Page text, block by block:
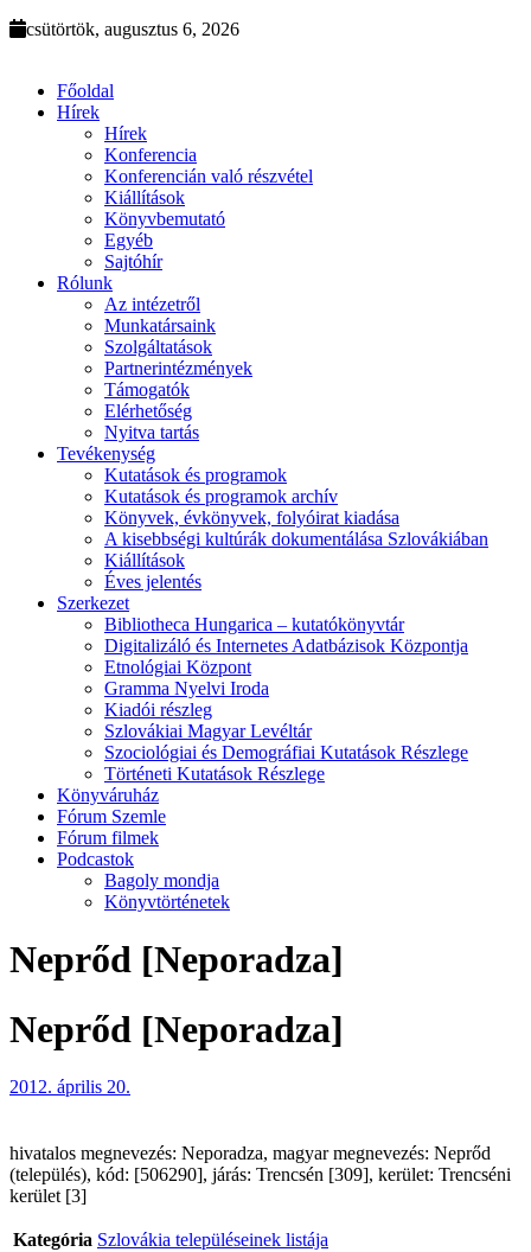
csütörtök, augusztus 6, 2026
Főoldal
Hírek
Hírek
Konferencia
Konferencián való részvétel
Kiállítások
Könyvbemutató
Egyéb
Sajtóhír
Rólunk
Az intézetről
Munkatársaink
Szolgáltatások
Partnerintézmények
Támogatók
Elérhetőség
Nyitva tartás
Tevékenység
Kutatások és programok
Kutatások és programok archív
Könyvek, évkönyvek, folyóirat kiadása
A kisebbségi kultúrák dokumentálása Szlovákiában
Kiállítások
Éves jelentés
Szerkezet
Bibliotheca Hungarica – kutatókönyvtár
Digitalizáló és Internetes Adatbázisok Központja
Etnológiai Központ
Gramma Nyelvi Iroda
Kiadói részleg
Szlovákiai Magyar Levéltár
Szociológiai és Demográfiai Kutatások Részlege
Történeti Kutatások Részlege
Könyváruház
Fórum Szemle
Fórum filmek
Podcastok
Bagoly mondja
Könyvtörténetek
Neprőd [Neporadza]
Neprőd [Neporadza]
2012. április 20.
hivatalos megnevezés: Neporadza, magyar megnevezés: Neprőd
(település), kód: [506290], járás: Trencsén [309], kerület: Trencséni
kerület [3]
Kategória Szlovákia településeinek listája